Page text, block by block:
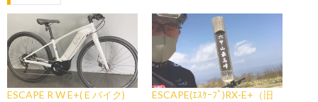
ESCAPE R W E+(Ｅバイク)
ESCAPE(ｴｽｹｰﾌﾟ)RX-E+（旧